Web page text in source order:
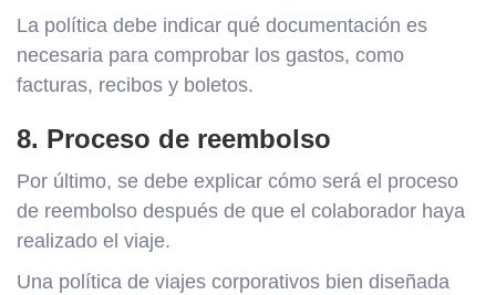
La política debe indicar qué documentación es
necesaria para comprobar los gastos, como
facturas, recibos y boletos.
8. Proceso de reembolso
Por último, se debe explicar cómo será el proceso
de reembolso después de que el colaborador haya
realizado el viaje.
Una política de viajes corporativos bien diseñada